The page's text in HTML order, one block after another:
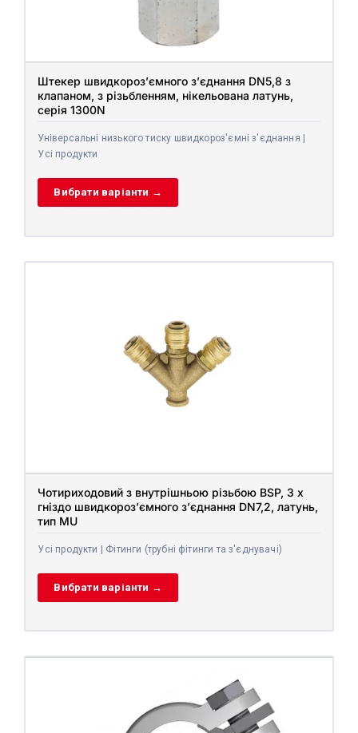
Штекер швидкороз’ємного з’єднання DN5,8 з
клапаном, з різьбленням, нікельована латунь,
серія 1300N
Універсальні низького тиску швидкороз'ємні з'єднання |
Усі продукти
Вибрати варіанти →
Чотириходовий з внутрішньою різьбою BSP, 3 x
гніздо швидкороз’ємного з’єднання DN7,2, латунь,
тип MU
Усі продукти | Фітинги (трубні фітинги та з'єднувачі)
Вибрати варіанти →